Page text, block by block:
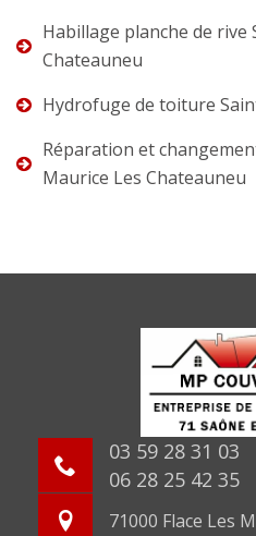
Habillage planche de rive
Chateauneu
Hydrofuge de toiture
Réparation et
Maurice Les Chateauneu
03 59 28 31 03
06 28 25 42 35
71000 Flace Les